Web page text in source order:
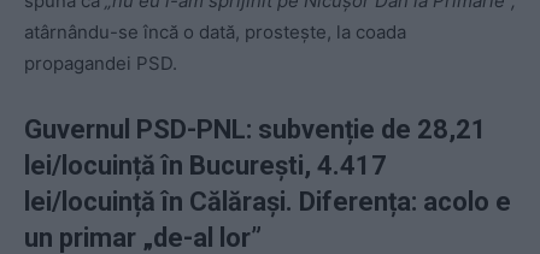
atârnându-se încă o dată, prostește, la coada
propagandei PSD.
Guvernul PSD-PNL: subvenție de 28,21
lei/locuință în București, 4.417
lei/locuință în Călărași. Diferența: acolo e
un primar „de-al lor”